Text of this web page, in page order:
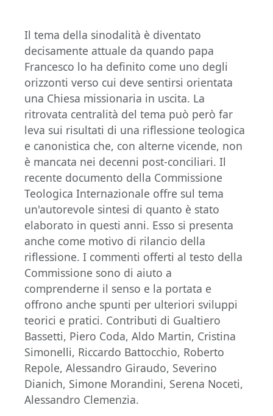
Il tema della sinodalità è diventato
decisamente attuale da quando papa
Francesco lo ha definito come uno degli
orizzonti verso cui deve sentirsi orientata
una Chiesa missionaria in uscita. La
ritrovata centralità del tema può però far
leva sui risultati di una riflessione teologica
e canonistica che, con alterne vicende, non
è mancata nei decenni post-conciliari. Il
recente documento della Commissione
Teologica Internazionale offre sul tema
un'autorevole sintesi di quanto è stato
elaborato in questi anni. Esso si presenta
anche come motivo di rilancio della
riflessione. I commenti offerti al testo della
Commissione sono di aiuto a
comprenderne il senso e la portata e
offrono anche spunti per ulteriori sviluppi
teorici e pratici. Contributi di Gualtiero
Bassetti, Piero Coda, Aldo Martin, Cristina
Simonelli, Riccardo Battocchio, Roberto
Repole, Alessandro Giraudo, Severino
Dianich, Simone Morandini, Serena Noceti,
Alessandro Clemenzia.